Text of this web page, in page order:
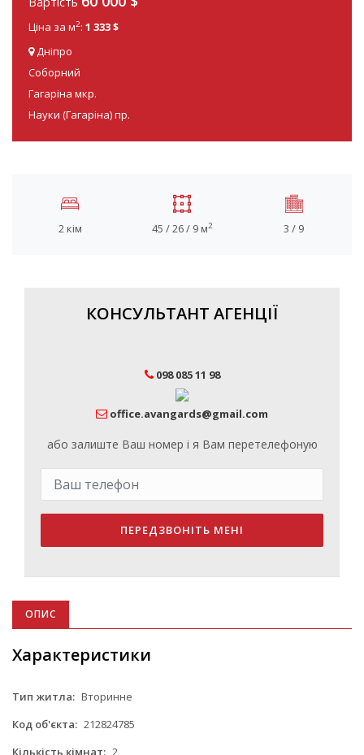
Ціна за м2: 1 333 $
Дніпро
Соборний
Гагаріна мкр.
Науки (Гагаріна) пр.
2 кім 45 / 26 / 9 м2 3 / 9
КОНСУЛЬТАНТ АГЕНЦІЇ
098 085 11 98
office.avangards@gmail.com
або залиште Ваш номер і я Вам перетелефоную
ПЕРЕДЗВОНІТЬ МЕНІ
ОПИС
Характеристики
Тип житла: Вторинне
Код об'єкта: 212824785
Кількість кімнат: 2